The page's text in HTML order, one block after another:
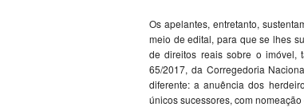
Os apelantes, entretanto,
meio de edital, para que se lhes
de direitos reais sobre o imóvel,
65/2017, da Corregedoria
diferente: a anuência dos
únicos sucessores, com